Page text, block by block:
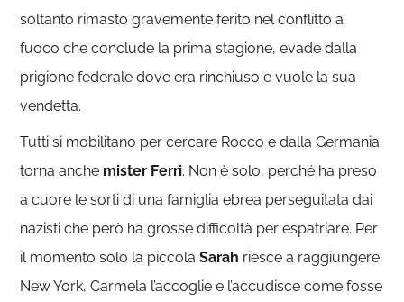
soltanto rimasto gravemente ferito nel conflitto a
fuoco che conclude la prima stagione, evade dalla
prigione federale dove era rinchiuso e vuole la sua
vendetta.
Tutti si mobilitano per cercare Rocco e dalla Germania
torna anche mister Ferri. Non è solo, perché ha preso
a cuore le sorti di una famiglia ebrea perseguitata dai
nazisti che però ha grosse difficoltà per espatriare. Per
il momento solo la piccolaSarah riesce a raggiungere
New York, Carmela l’accoglie e l’accudisce come fosse